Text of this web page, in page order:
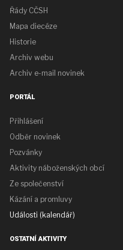
Řády CČSH
Mapa diecéze
Historie
Archiv webu
Archiv e-mail novinek
PORTÁL
Přihlášení
Odběr novinek
Pozvánky
Aktivity náboženských obcí
Ze společenství
Kázání a promluvy
Události (kalendář)
OSTATNÍ AKTIVITY